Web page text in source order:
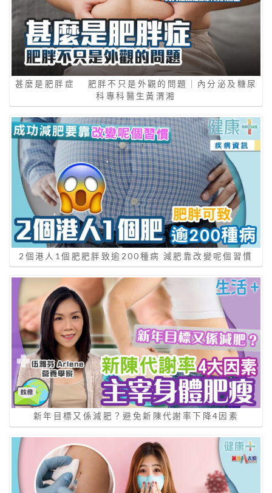
甚麼是肥胖症 肥胖不只是外觀的問題｜內分泌及糖尿
科專科醫生黃渭湘
2個港人1個肥肥胖致逾200種病 減肥靠改變呢個習慣
新年目標又係減肥？避免新陳代謝率下降4因素